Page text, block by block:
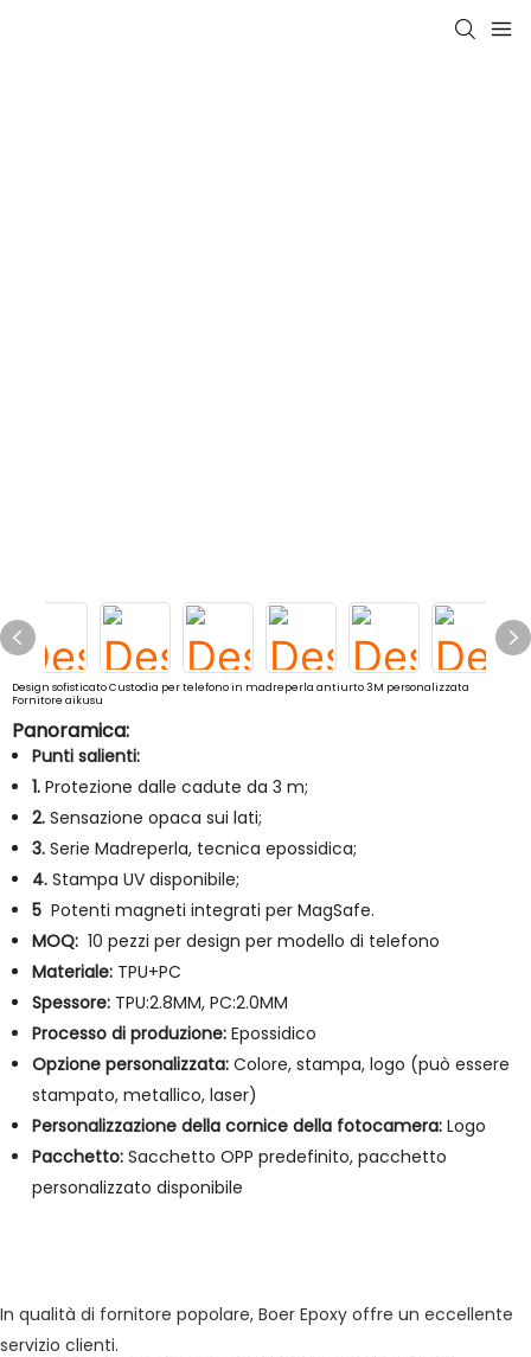
Design sofisticato Custodia per telefono in madreperla antiurto 3M personalizzata
Fornitore aikusu
Panoramica:
Punti salienti:
1. Protezione dalle cadute da 3 m;
2. Sensazione opaca sui lati;
3. Serie Madreperla, tecnica epossidica;
4. Stampa UV disponibile;
5 Potenti magneti integrati per MagSafe.
MOQ: 10 pezzi per design per modello di telefono
Materiale: TPU+PC
Spessore: TPU:2.8MM, PC:2.0MM
Processo di produzione: Epossidico
Opzione personalizzata: Colore, stampa, logo (può essere
stampato, metallico, laser)
Personalizzazione della cornice della fotocamera: Logo
Pacchetto: Sacchetto OPP predefinito, pacchetto
personalizzato disponibile
In qualità di fornitore popolare, Boer Epoxy offre un eccellente
servizio clienti.